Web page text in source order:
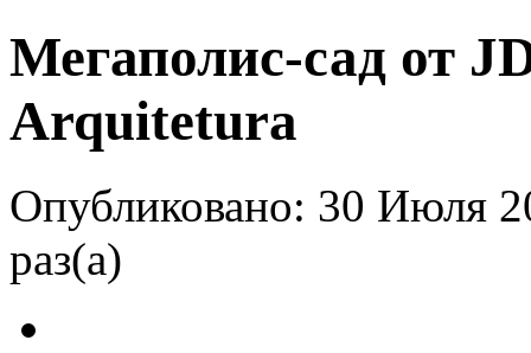
Мегаполис-сад от
Arquitetura
Опубликовано: 30 Июля
раз(а)